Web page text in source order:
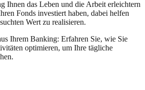
Ihnen das Leben und die Arbeit erleichtern
Fonds investiert haben, dabei helfen
Wert zu realisieren.
Ihrem Banking: Erfahren Sie, wie Sie
optimieren, um Ihre tägliche